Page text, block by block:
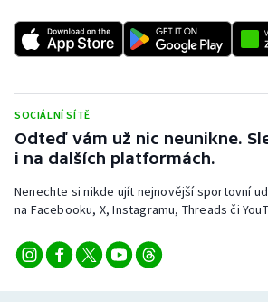
Short track
Stolní tenis
Triatlon
Veslování
Vodní slalom
Volejbal
SOCIÁLNÍ SÍTĚ
Odteď vám už nic neunikne.
i na dalších platformách.
Nenechte si nikde ujít nejnovější sportovní
na Facebooku, X, Instagramu, Threads či